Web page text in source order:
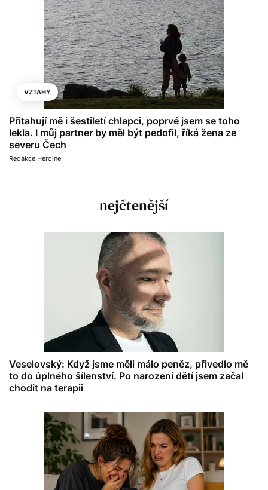
VZTAHY
Přitahují mě i šestiletí chlapci, poprvé jsem se toho
lekla. I můj partner by měl být pedofil, říká žena ze
severu Čech
Redakce Heroine
nejčtenější
Veselovský: Když jsme měli málo peněz, přivedlo mě
to do úplného šílenství. Po narození dětí jsem začal
chodit na terapii